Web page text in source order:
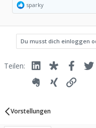
R
e
k
t
i
o
sparky
Du musst dich einloggen
Teilen: Linked InDiaspora
Evernote
Xing
Vorstellungen